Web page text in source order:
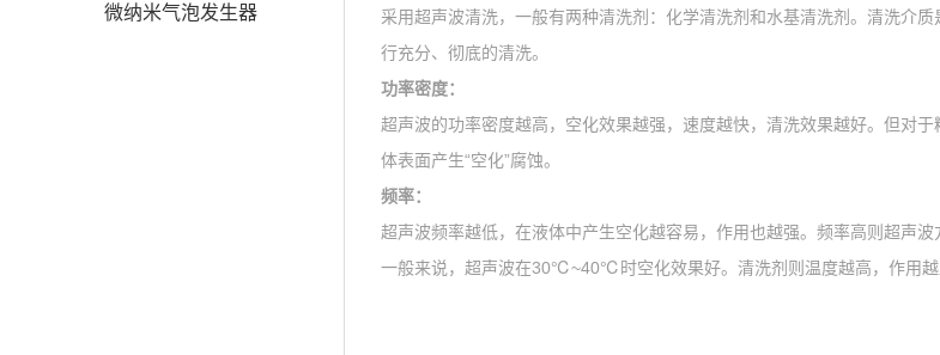
微纳米气泡发生器
采用超声波清洗，一般有两种清洗剂：化学清洗剂和水基清洗剂。清洗介
行充分、彻底的清洗。
功率密度：
超声波的功率密度越高，空化效果越强，速度越快，清洗效果越好。但对
体表面产生“空化”腐蚀。
频率：
超声波频率越低，在液体中产生空化越容易，作用也越强。频率高
一般来说，超声波在30℃~40℃时空化效果好。清洗剂则温度越高，作用越